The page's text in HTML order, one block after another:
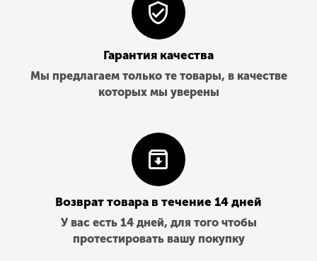
Гарантия качества
Мы предлагаем только те товары, в качестве
которых мы уверены
Возврат товара в течение 14 дней
У вас есть 14 дней, для того чтобы
протестировать вашу покупку